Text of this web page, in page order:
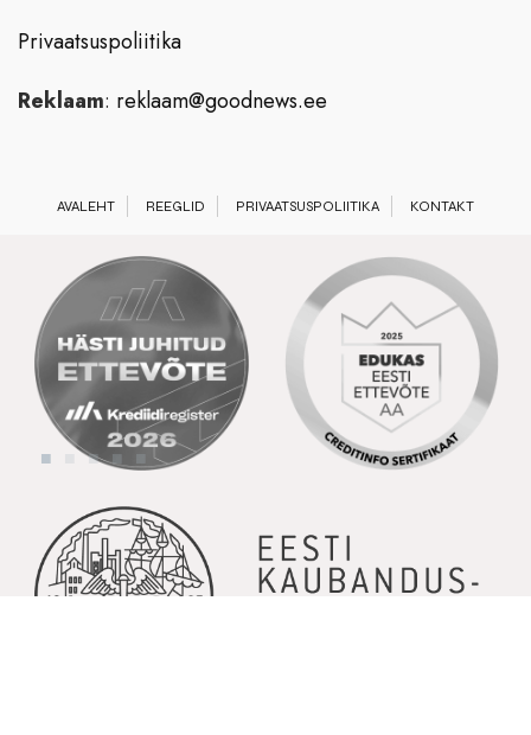
Privaatsuspoliitika
Reklaam: reklaam@goodnews.ee
AVALEHT REEGLID PRIVAATSUSPOLIITIKA KONTAKT